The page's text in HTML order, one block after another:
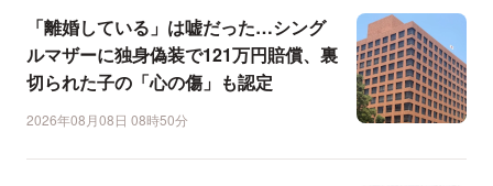
「離婚している」は嘘だった…シング
ルマザーに独身偽装で121万円賠償、裏
切られた子の「心の傷」も認定
2026年08月08日 08時50分